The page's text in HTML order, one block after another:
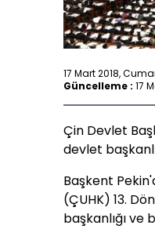
17 Mart 2018,
Güncelleme : 17
Çin Devlet
devlet
Başkent
(ÇUHK) 13.
başkanlığı ve